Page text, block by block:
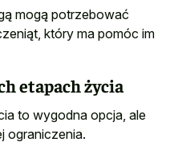
mogą potrzebować
który ma pomóc im
etapach życia
to wygodna opcja, ale
ograniczenia.